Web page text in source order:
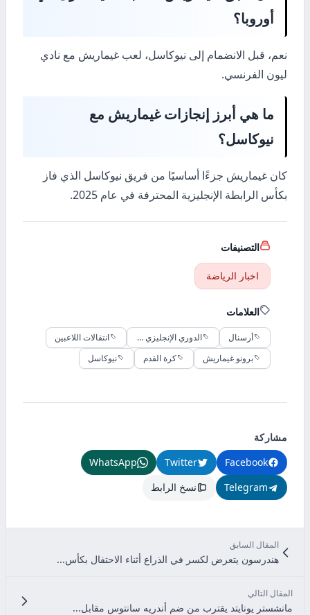
أوروبا؟
نعم، قبل الانضمام إلى نيوكاسل، لعب غيماريش مع نادي
ليون الفرنسي.
ما هي أبرز إنجازات غيماريش مع
نيوكاسل؟
كان غيماريش جزءًا أساسيًا من فريق نيوكاسل الذي فاز
بكأس الرابطة الإنجليزية المحترفة في عام 2025.
التصنيفات
اخبار الرياضة
العلامات
أرسنال الدوري الإنجليزي الممتاز
انتقالات اللاعبين
برونو غيماريش
كرة القدم نيوكاسل
مشاركة
Facebook
Twitter
WhatsApp
Telegram
نسخ الرابط
المقال السابق
هندرسون يتعرض لكسر في الذراع أثناء الاحتفال بكأس...
المقال التالي
مانشستر يونايتد يقترب من ضم أندريه سانتوس مقابل...